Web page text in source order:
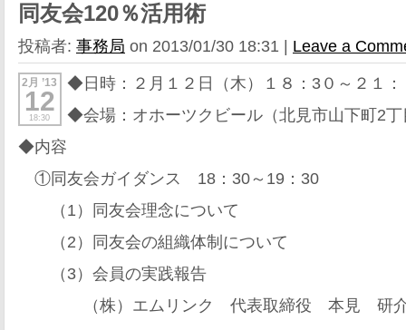
同友会120％活用術
投稿者: 事務局 on 2013/01/30 18:31 | Leave a
2月 ’13
12
18:30
◆日時：２月１２日（木）１８：3０～２１：
◆会場：オホーツクビール（北見市山下町2
◆内容
①同友会ガイダンス 18：30～19：30
（1）同友会理念について
（2）同友会の組織体制について
（3）会員の実践報告
（株）エムリンク 代表取締役 本見 研介